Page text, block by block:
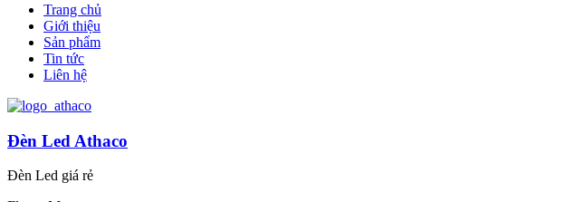
Trang chủ
Giới thiệu
Sản phẩm
Tin tức
Liên hệ
Đèn Led Athaco
Đèn Led giá rẻ